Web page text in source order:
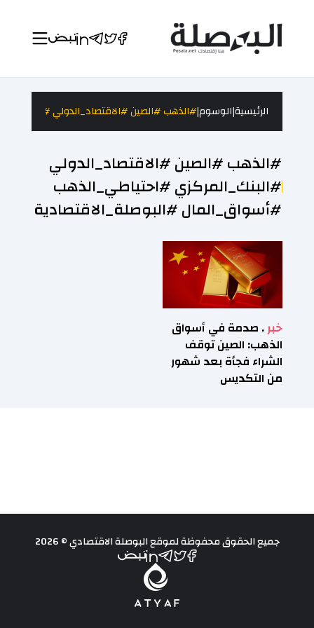
الرئيسية|الوسوم|#الذهب #الصين #الاقتصاد_الدولي
#الذهب #الصين #الاقتصاد_الدولي
#البنك_المركزي #احتياطي_الذهب
#أسواق_المال #البوصلة_الاقتصادية
خبر. صدمة في أسواق
الذهب: الصين توقف
الشراء فجأة بعد شهور
من التكديس
جميع الحقوق محفوظة لموقع البوصلة الاقتصادي © 2026